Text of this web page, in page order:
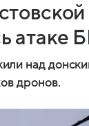
атаке
над
дронов.